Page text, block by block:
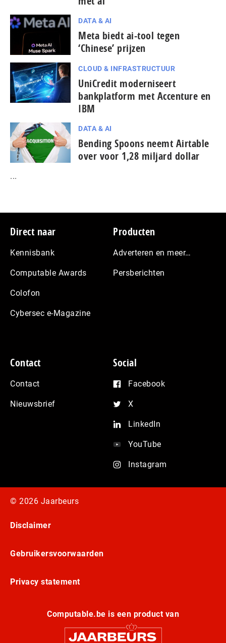
DATA & AI
Meta biedt ai-tool tegen
‘Chinese’ prijzen
CLOUD & INFRASTRUCTUUR
UniCredit moderniseert
bankplatform met Accenture en
IBM
DATA & AI
Bending Spoons neemt Airtable
over voor 1,28 miljard dollar
...
Footer
Direct naar
Kennisbank
Computable Awards
Colofon
Cybersec e-Magazine
Producten
Adverteren en meer…
Persberichten
Contact
Contact
Nieuwsbrief
Social
Facebook
X
LinkedIn
YouTube
Instagram
© 2026 Jaarbeurs
Disclaimer
Gebruikersvoorwaarden
Privacy statement
Computable.be is een product van